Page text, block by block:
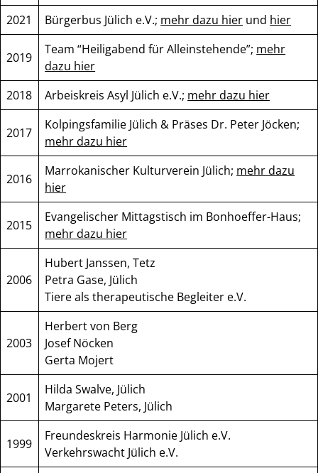
2021
Bürgerbus Jülich e.V.; mehr dazu hier und hier
2019
Team “Heiligabend für Alleinstehende”; mehr
dazu hier
2018
Arbeiskreis Asyl Jülich e.V.; mehr dazu hier
2017
Kolpingsfamilie Jülich & Präses Dr. Peter Jöcken;
mehr dazu hier
2016
Marrokanischer Kulturverein Jülich; mehr dazu
hier
2015
Evangelischer Mittagstisch im Bonhoeffer-Haus;
mehr dazu hier
2006
Hubert Janssen, Tetz
Petra Gase, Jülich
Tiere als therapeutische Begleiter e.V.
2003
Herbert von Berg
Josef Nöcken
Gerta Mojert
2001
Hilda Swalve, Jülich
Margarete Peters, Jülich
1999
Freundeskreis Harmonie Jülich e.V.
Verkehrswacht Jülich e.V.